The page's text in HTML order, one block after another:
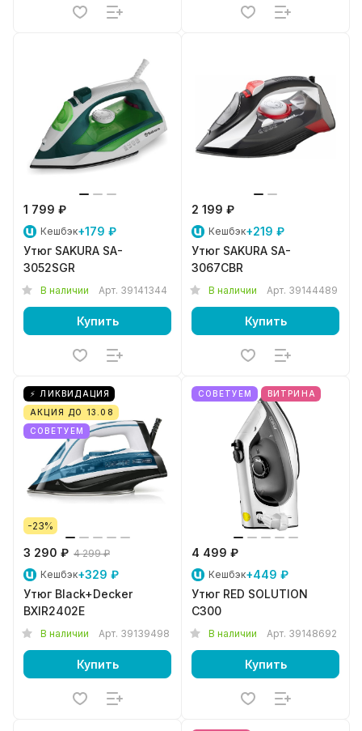
1 799 ₽
Кешбэк+179 ₽
Утюг SAKURA SA-
3052SGR
В наличии Арт. 39141344
Купить
2 199 ₽
Кешбэк+219 ₽
Утюг SAKURA SA-
3067CBR
В наличии Арт. 39144489
Купить
⚡ ЛИКВИДАЦИЯ
АКЦИЯ ДО 13.08
СОВЕТУЕМ
-23%
3 290 ₽ 4 299 ₽
Кешбэк+329 ₽
Утюг Black+Decker
BXIR2402E
В наличии Арт. 39139498
Купить
СОВЕТУЕМ ВИТРИНА
4 499 ₽
Кешбэк+449 ₽
Утюг RED SOLUTION
C300
В наличии Арт. 39148692
Купить